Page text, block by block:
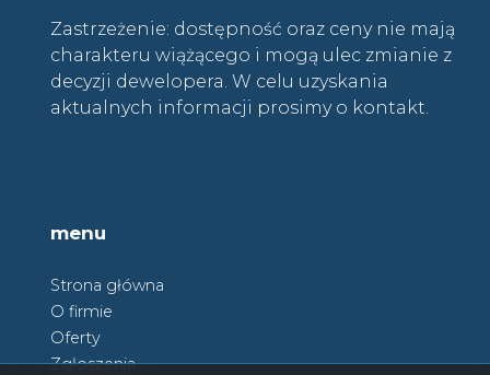
Zastrzeżenie: dostępność oraz ceny nie mają
charakteru wiążącego i mogą ulec zmianie z
decyzji dewelopera. W celu uzyskania
aktualnych informacji prosimy o kontakt.
menu
Strona główna
O firmie
Oferty
Zgłoszenia